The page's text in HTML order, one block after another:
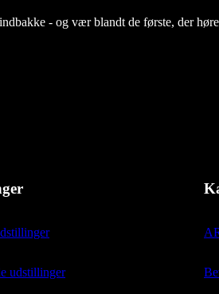
- og vær blandt de første, der
udstillinger